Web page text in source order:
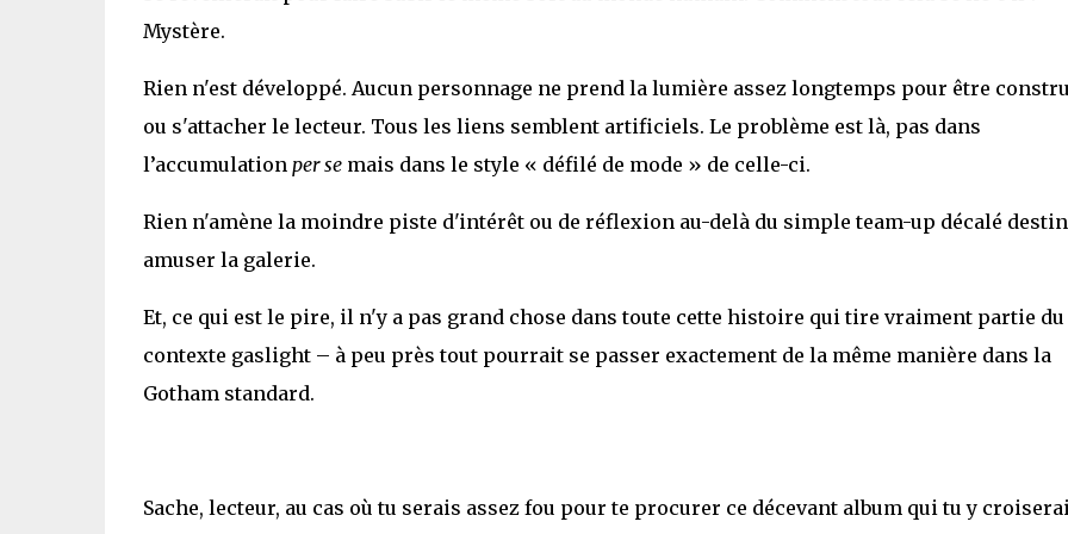
Mystère.
Rien n'est développé. Aucun personnage ne prend la lumière assez longtemps pour être
ou s'attacher le lecteur. Tous les liens semblent artificiels. Le problème est là, pas dans
l’accumulation per semais dans le style « défilé de mode » de celle-ci.
Rien n'amène la moindre piste d'intérêt ou de réflexion au-delà du simple team-up décalé
amuser la galerie.
Et, ce qui est le pire, il n'y a pas grand chose dans toute cette histoire qui tire vraiment partie du
contexte gaslight – à peu près tout pourrait se passer exactement de la même manière dans la
Gotham standard.
Sache, lecteur, au cas où tu serais assez fou pour te procurer ce décevant album qui tu y